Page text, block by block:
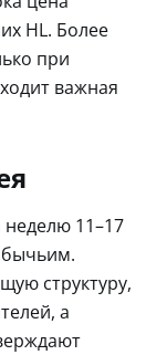
HL. Более
при
важная
неделю 11–17
бычьим.
структуру,
а